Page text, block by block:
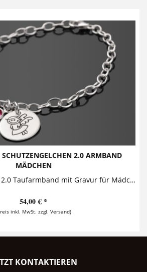
2.0 ARMBAND
MÄDCHEN
SCHUTZENGELCHEN 2.0 Taufarmband mit Gravur für Mädchen Dieses zauberhafte Taufarmband besteht aus zwei Silberanhängern und einem funkelnden...
54,00 € *
inkl. MwSt. zzgl. Versand)
KONTAKTIEREN